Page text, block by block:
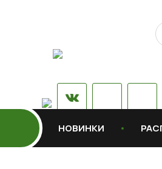
НОВИНКИ